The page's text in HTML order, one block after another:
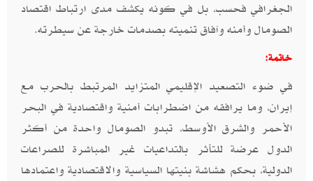
الجغرافي فحسب، بل في كونه يكشف مدى ارتباط اقتصاد
الصومال وأمنه وآفاق تنميته بصدمات خارجة عن سيطرته.
خاتمة:
في ضوء التصعيد الإقليمي المتزايد المرتبط بالحرب مع
إيران، وما يرافقه من اضطرابات أمنية واقتصادية في البحر
الأحمر والشرق الأوسط، تبدو الصومال واحدة من أكثر
الدول عرضة للتأثر بالتداعيات غير المباشرة للصراعات
الدولية، بحكم هشاشة بنيتها السياسية والاقتصادية واعتمادها